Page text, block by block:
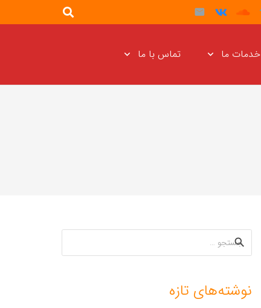
خدمات ما تماس با ما
جستجو
برای:
نوشته‌های تازه